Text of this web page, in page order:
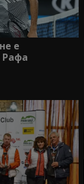
е
Рафа